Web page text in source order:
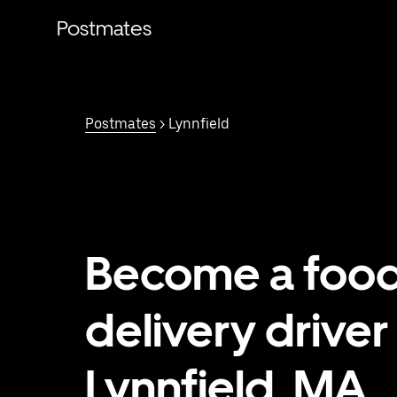
contenidoPostmates
Postmates > Lynnfield
Become a
delivery driver